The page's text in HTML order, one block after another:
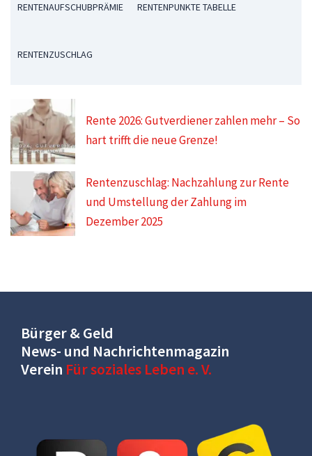
RENTENAUFSCHUBPRÄMIE RENTENPUNKTE TABELLE
RENTENZUSCHLAG
Rente 2026: Gutverdiener zahlen mehr – So
hart trifft die neue Grenze!
Rentenzuschlag: Nachzahlung zur Rente
und Umstellung der Zahlung im
Dezember 2025
Bürger & Geld
News- und Nachrichtenmagazin
Verein Für soziales Leben e. V.